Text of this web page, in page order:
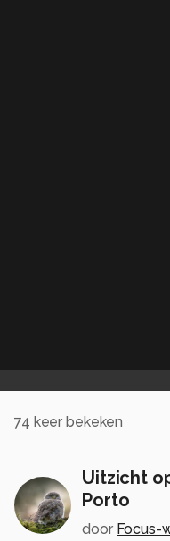
74 keer bekeken
Uitzicht
Porto
door Focus-